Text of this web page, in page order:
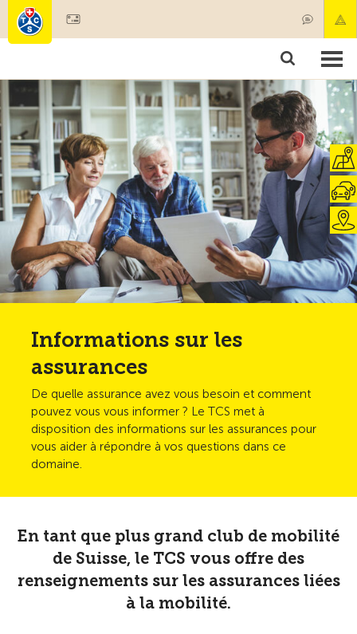
Membres & prestations
Tests, sécurité & santé
Informations sur les
assurances
De quelle assurance avez vous besoin et comment
pouvez vous vous informer ? Le TCS met à
disposition des informations sur les assurances pour
vous aider à répondre à vos questions dans ce
domaine.
En tant que plus grand club de mobilité
de Suisse, le TCS vous offre des
renseignements sur les assurances liées
à la mobilité.